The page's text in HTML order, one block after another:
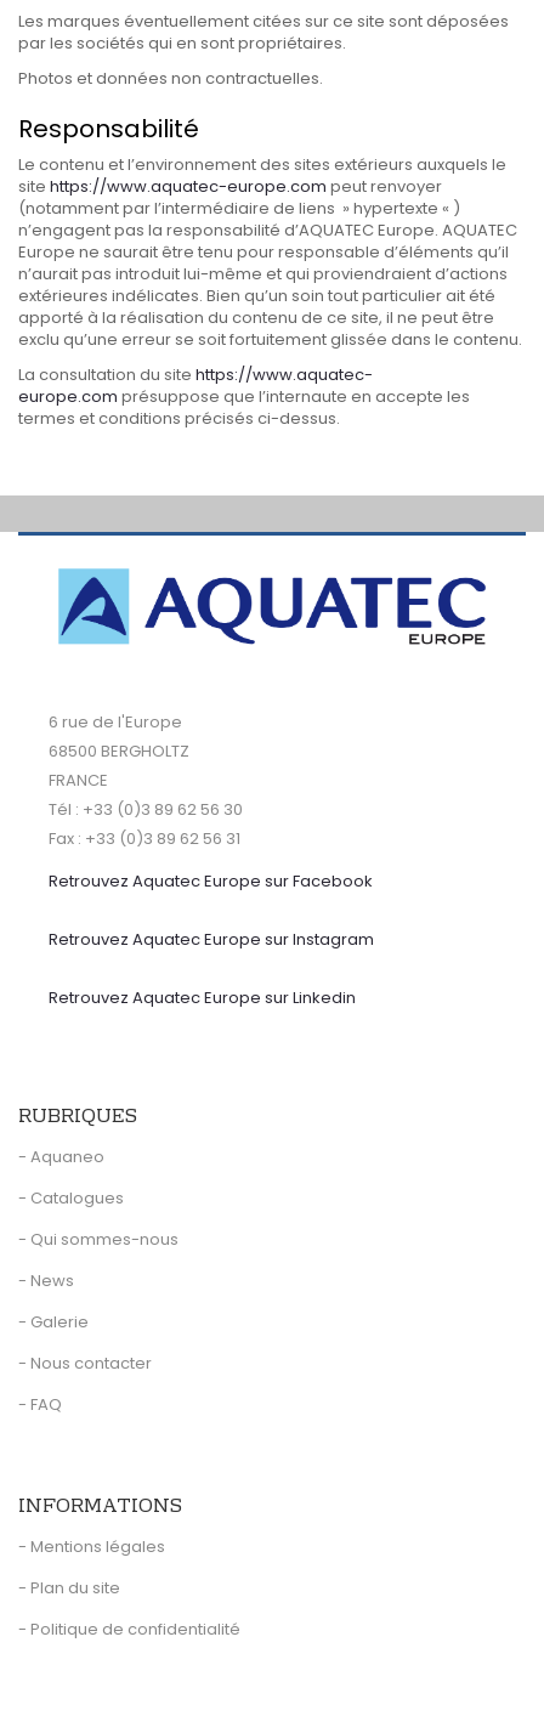
Les marques éventuellement citées sur ce site sont déposées
par les sociétés qui en sont propriétaires.
Photos et données non contractuelles.
Responsabilité
Le contenu et l’environnement des sites extérieurs auxquels le
site https://www.aquatec-europe.com peut renvoyer
(notamment par l’intermédiaire de liens » hypertexte « )
n’engagent pas la responsabilité d’AQUATEC Europe. AQUATEC
Europe ne saurait être tenu pour responsable d’éléments qu’il
n’aurait pas introduit lui-même et qui proviendraient d’actions
extérieures indélicates. Bien qu’un soin tout particulier ait été
apporté à la réalisation du contenu de ce site, il ne peut être
exclu qu’une erreur se soit fortuitement glissée dans le contenu.
La consultation du site https://www.aquatec-
europe.com présuppose que l’internaute en accepte les
termes et conditions précisés ci-dessus.
6 rue de l'Europe
68500 BERGHOLTZ
FRANCE
Tél : +33 (0)3 89 62 56 30
Fax : +33 (0)3 89 62 56 31
Retrouvez Aquatec Europe sur Facebook
Retrouvez Aquatec Europe sur Instagram
Retrouvez Aquatec Europe sur Linkedin
RUBRIQUES
- Aquaneo
- Catalogues
- Qui sommes-nous
- News
- Galerie
- Nous contacter
- FAQ
INFORMATIONS
- Mentions légales
- Plan du site
- Politique de confidentialité